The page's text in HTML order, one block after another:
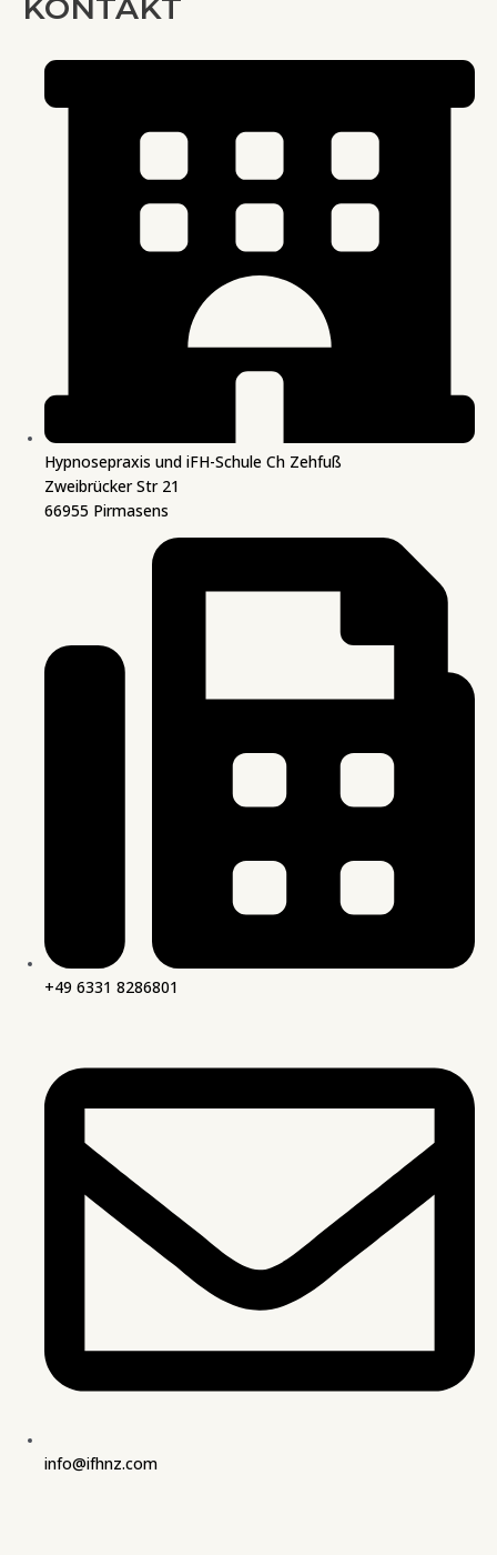
KONTAKT
Hypnosepraxis und iFH-Schule Ch Zehfuß
Zweibrücker Str 21
66955 Pirmasens
+49 6331 8286801
info@ifhnz.com